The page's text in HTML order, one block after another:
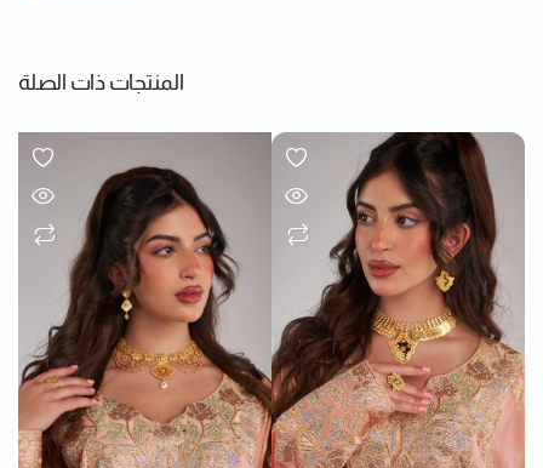
المنتجات ذات الصلة